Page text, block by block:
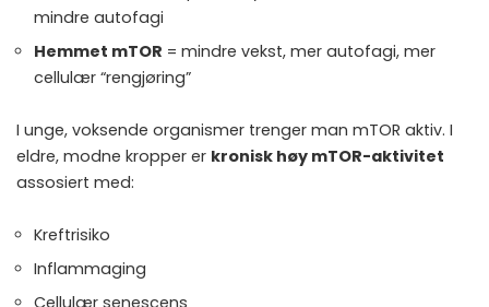
mindre autofagi
Hemmet mTOR = mindre vekst, mer autofagi, mer
cellulær “rengjøring”
I unge, voksende organismer trenger man mTOR aktiv. I
eldre, modne kropper er kronisk høy mTOR-aktivitet
assosiert med:
Kreftrisiko
Inflammaging
Cellulær senescens